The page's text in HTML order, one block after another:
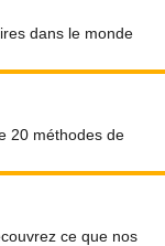
dans le monde
20 méthodes de
ce que nos